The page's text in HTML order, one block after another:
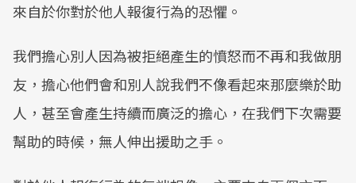
來自於你對於他人報復行為的恐懼。
我們擔心別人因為被拒絕產生的憤怒而不再和我做朋
友，擔心他們會和別人說我們不像看起來那麼樂於助
人，甚至會產生持續而廣泛的擔心，在我們下次需要
幫助的時候，無人伸出援助之手。